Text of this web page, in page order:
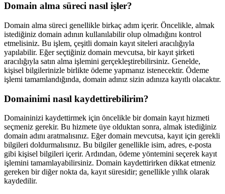
Domain alma süreci nasıl işler?
Domain alma süreci genellikle birkaç adım içerir. Öncelikle, almak
istediğiniz domain adının kullanılabilir olup olmadığını kontrol
etmelisiniz. Bu işlem, çeşitli domain kayıt siteleri aracılığıyla
yapılabilir. Eğer seçtiğiniz domain mevcutsa, bir kayıt şirketi
aracılığıyla satın alma işlemini gerçekleştirebilirsiniz. Genelde,
kişisel bilgilerinizle birlikte ödeme yapmanız istenecektir. Ödeme
işlemi tamamlandığında, domain adınız sizin adınıza kayıtlı olacaktır.
Domainimi nasıl kaydettirebilirim?
Domaininizi kaydettirmek için öncelikle bir domain kayıt hizmeti
seçmeniz gerekir. Bu hizmete üye olduktan sonra, almak istediğiniz
domain adını aratmalısınız. Eğer domain mevcutsa, kayıt için gerekli
bilgileri doldurmalısınız. Bu bilgiler genellikle isim, adres, e-posta
gibi kişisel bilgileri içerir. Ardından, ödeme yöntemini seçerek kayıt
işlemini tamamlayabilirsiniz. Domain kaydettirirken dikkat etmeniz
gereken bir diğer nokta da, kayıt süresidir; genellikle yıllık olarak
kaydedilir.